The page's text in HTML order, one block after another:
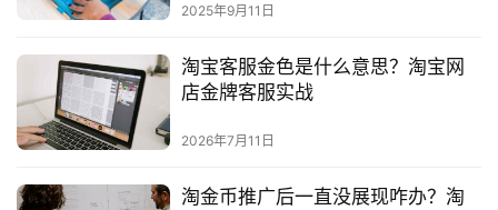
2025年9月11日
淘宝客服金色是什么意思？淘宝网
店金牌客服实战
2026年7月11日
淘金币推广后一直没展现咋办？淘